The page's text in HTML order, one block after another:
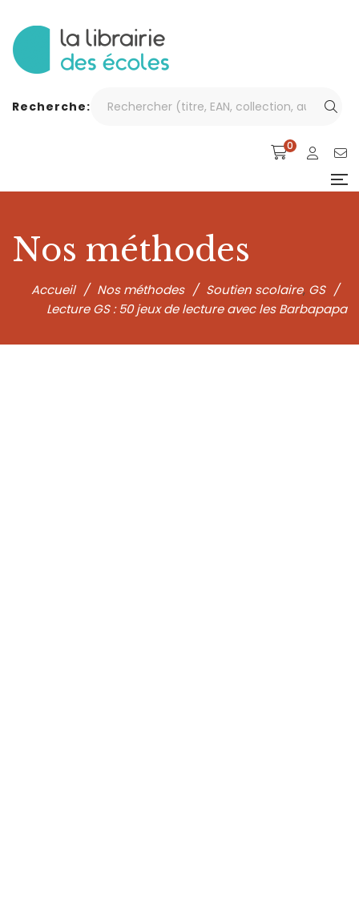
Recherche:
0
Nos méthodes
Accueil / Nos méthodes / Soutien scolaire, GS /
Lecture GS : 50 jeux de lecture avec les Barbapapa